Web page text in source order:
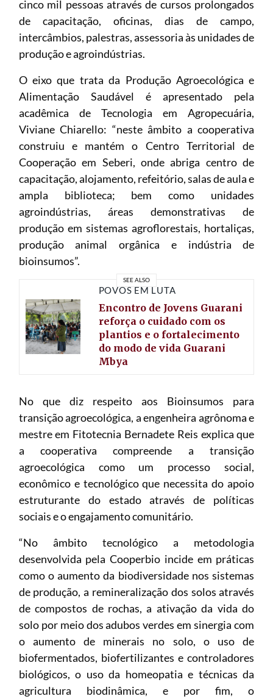
cinco mil pessoas através de cursos prolongados
de capacitação, oficinas, dias de campo,
intercâmbios, palestras, assessoria às unidades de
produção e agroindústrias.
O eixo que trata da Produção Agroecológica e
Alimentação Saudável é apresentado pela
acadêmica de Tecnologia em Agropecuária,
Viviane Chiarello: “neste âmbito a cooperativa
construiu e mantém o Centro Territorial de
Cooperação em Seberi, onde abriga centro de
capacitação, alojamento, refeitório, salas de aula e
ampla biblioteca; bem como unidades
agroindústrias, áreas demonstrativas de
produção em sistemas agroflorestais, hortaliças,
produção animal orgânica e indústria de
bioinsumos”.
SEE ALSO
POVOS EM LUTA
Encontro de Jovens Guarani
reforça o cuidado com os
plantios e o fortalecimento
do modo de vida Guarani
Mbya
No que diz respeito aos Bioinsumos para
transição agroecológica, a engenheira agrônoma e
mestre em Fitotecnia Bernadete Reis explica que
a cooperativa compreende a transição
agroecológica como um processo social,
econômico e tecnológico que necessita do apoio
estruturante do estado através de políticas
sociais e o engajamento comunitário.
“No âmbito tecnológico a metodologia
desenvolvida pela Cooperbio incide em práticas
como o aumento da biodiversidade nos sistemas
de produção, a remineralização dos solos através
de compostos de rochas, a ativação da vida do
solo por meio dos adubos verdes em sinergia com
o aumento de minerais no solo, o uso de
biofermentados, biofertilizantes e controladores
biológicos, o uso da homeopatia e técnicas da
agricultura biodinâmica, e por fim, o